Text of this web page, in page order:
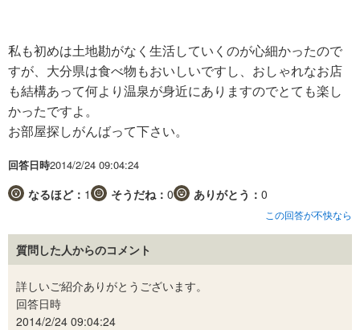
私も初めは土地勘がなく生活していくのが心細かったので
すが、大分県は食べ物もおいしいですし、おしゃれなお店
も結構あって何より温泉が身近にありますのでとても楽し
かったですよ。
お部屋探しがんばって下さい。
回答日時2014/2/24 09:04:24
なるほど： 1 そうだね： 0 ありがとう： 0
この回答が不快なら
質問した人からのコメント
詳しいご紹介ありがとうございます。
回答日時
2014/2/24 09:04:24